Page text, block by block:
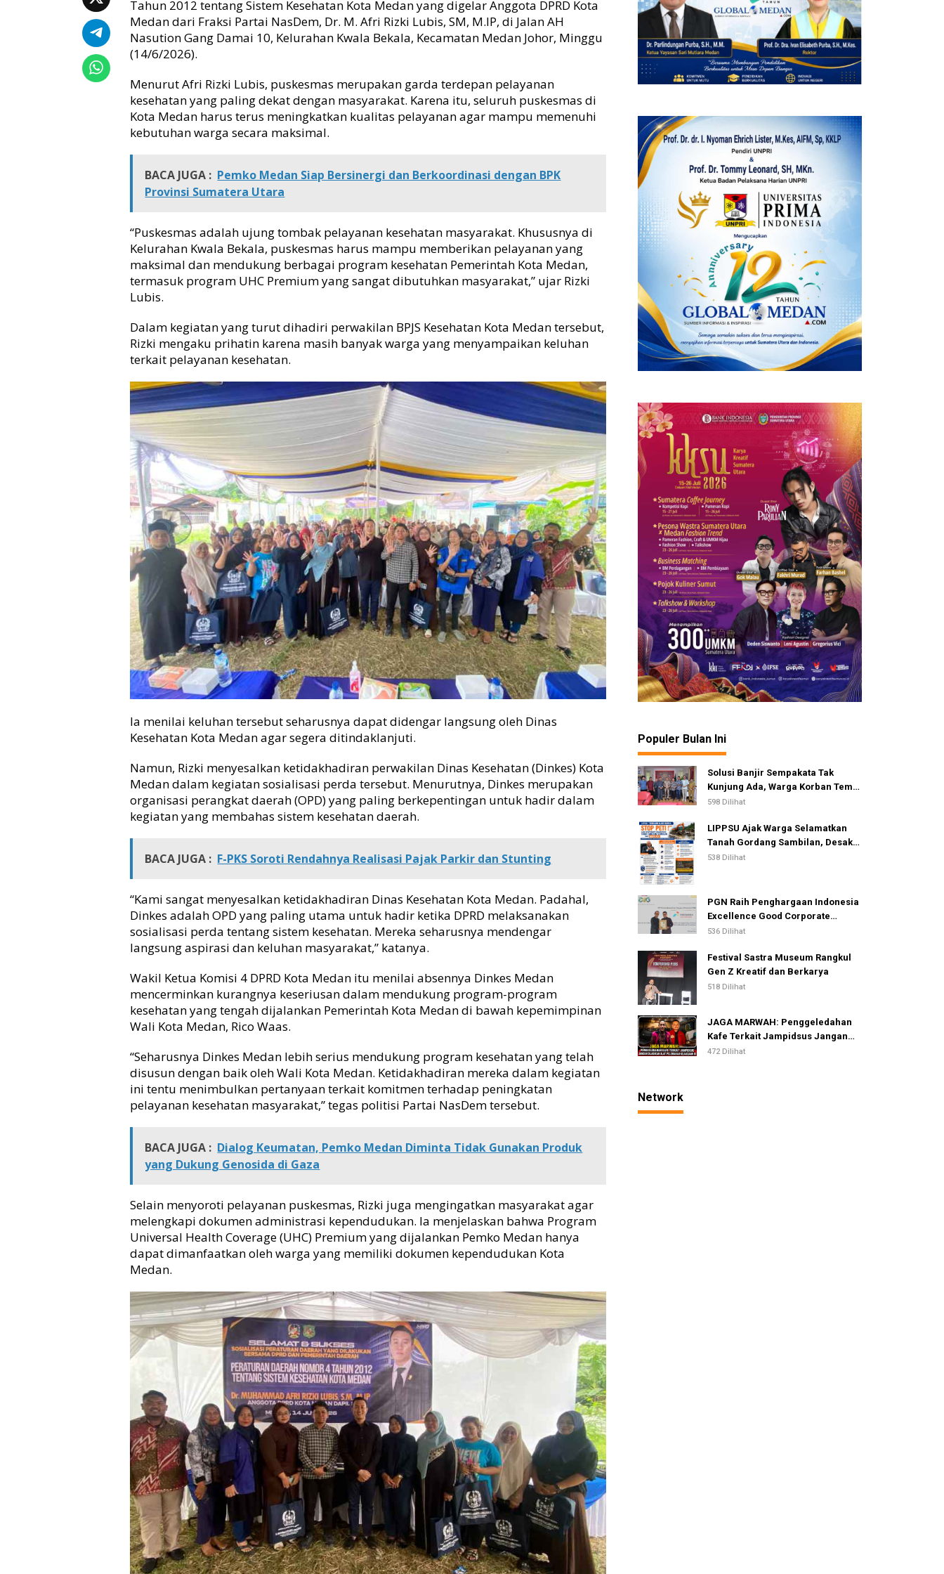
s
K
r
i
i
k
K
e
t
a
k
d
i
r
a
n
k
e
M
e
d
a
n
Tahun 2012 tentang Sistem Kesehatan Kota Medan yang digelar Anggota DPRD Kota
Medan dari Fraksi Partai NasDem, Dr. M. Afri Rizki Lubis, SM, M.IP, di Jalan AH
Nasution Gang Damai 10, Kelurahan Kwala Bekala, Kecamatan Medan Johor, Minggu
(14/6/2026).
Menurut Afri Rizki Lubis, puskesmas merupakan garda terdepan pelayanan
kesehatan yang paling dekat dengan masyarakat. Karena itu, seluruh puskesmas di
Kota Medan harus terus meningkatkan kualitas pelayanan agar mampu memenuhi
kebutuhan warga secara maksimal.
BACA JUGA : Pemko Medan Siap Bersinergi dan Berkoordinasi dengan BPK
Provinsi Sumatera Utara
“Puskesmas adalah ujung tombak pelayanan kesehatan masyarakat. Khususnya di
Kelurahan Kwala Bekala, puskesmas harus mampu memberikan pelayanan yang
maksimal dan mendukung berbagai program kesehatan Pemerintah Kota Medan,
termasuk program UHC Premium yang sangat dibutuhkan masyarakat,” ujar Rizki
Lubis.
Dalam kegiatan yang turut dihadiri perwakilan BPJS Kesehatan Kota Medan tersebut,
Rizki mengaku prihatin karena masih banyak warga yang menyampaikan keluhan
terkait pelayanan kesehatan.
Ia menilai keluhan tersebut seharusnya dapat didengar langsung oleh Dinas
Kesehatan Kota Medan agar segera ditindaklanjuti.
Namun, Rizki menyesalkan ketidakhadiran perwakilan Dinas Kesehatan (Dinkes) Kota
Medan dalam kegiatan sosialisasi perda tersebut. Menurutnya, Dinkes merupakan
organisasi perangkat daerah (OPD) yang paling berkepentingan untuk hadir dalam
kegiatan yang membahas sistem kesehatan daerah.
BACA JUGA : F-PKS Soroti Rendahnya Realisasi Pajak Parkir dan Stunting
“Kami sangat menyesalkan ketidakhadiran Dinas Kesehatan Kota Medan. Padahal,
Dinkes adalah OPD yang paling utama untuk hadir ketika DPRD melaksanakan
sosialisasi perda tentang sistem kesehatan. Mereka seharusnya mendengar
langsung aspirasi dan keluhan masyarakat,” katanya.
Wakil Ketua Komisi 4 DPRD Kota Medan itu menilai absennya Dinkes Medan
mencerminkan kurangnya keseriusan dalam mendukung program-program
kesehatan yang tengah dijalankan Pemerintah Kota Medan di bawah kepemimpinan
Wali Kota Medan, Rico Waas.
“Seharusnya Dinkes Medan lebih serius mendukung program kesehatan yang telah
disusun dengan baik oleh Wali Kota Medan. Ketidakhadiran mereka dalam kegiatan
ini tentu menimbulkan pertanyaan terkait komitmen terhadap peningkatan
pelayanan kesehatan masyarakat,” tegas politisi Partai NasDem tersebut.
BACA JUGA : Dialog Keumatan, Pemko Medan Diminta Tidak Gunakan Produk
yang Dukung Genosida di Gaza
Selain menyoroti pelayanan puskesmas, Rizki juga mengingatkan masyarakat agar
melengkapi dokumen administrasi kependudukan. Ia menjelaskan bahwa Program
Universal Health Coverage (UHC) Premium yang dijalankan Pemko Medan hanya
dapat dimanfaatkan oleh warga yang memiliki dokumen kependudukan Kota
Medan.
Populer Bulan Ini
Solusi Banjir Sempakata Tak
Kunjung Ada, Warga Korban Temui
Ketua DPRD Kota Medan
598 Dilihat
LIPPSU Ajak Warga Selamatkan
Tanah Gordang Sambilan, Desak
Perang Total Melawan Mafia PETI
538 Dilihat
PGN Raih Penghargaan Indonesia
Excellence Good Corporate
Governance Awards 2026
536 Dilihat
Festival Sastra Museum Rangkul
Gen Z Kreatif dan Berkarya
518 Dilihat
JAGA MARWAH: Penggeledahan
Kafe Terkait Jampidsus Jangan
Dijadikan Alat Pelemahan
472 Dilihat
Network